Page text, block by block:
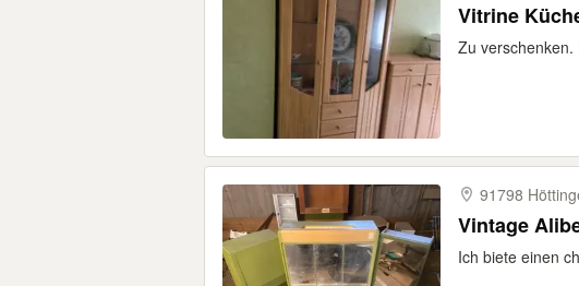
Vitrine
Zu verschenken.
91798
Vintage
Ich biete einen